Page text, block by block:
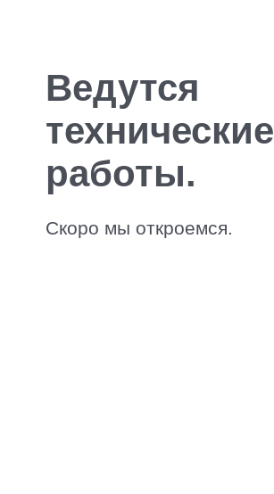
Ведутся
технические
работы.
Скоро мы откроемся.